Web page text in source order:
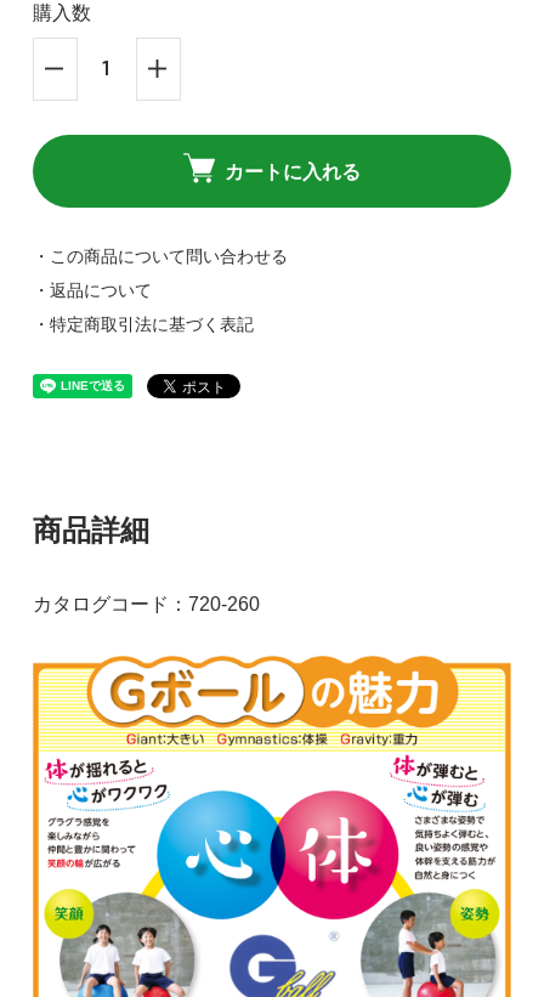
購入数
カートに入れる
・この商品について問い合わせる
・返品について
・特定商取引法に基づく表記
商品詳細
カタログコード：720-260